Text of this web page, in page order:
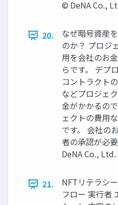
© DeNA Co.,
20.
なぜ暗号資産
のか？ プロジ
⽤を会社のお
らです。 デプ
コントラクト
などプロジェ
⾦がかかるの
ェクトの費⽤
です。 会社の
者の承認が必
DeNA Co., Ltd.
21.
NFTリテラシ
フロー 実⾏者